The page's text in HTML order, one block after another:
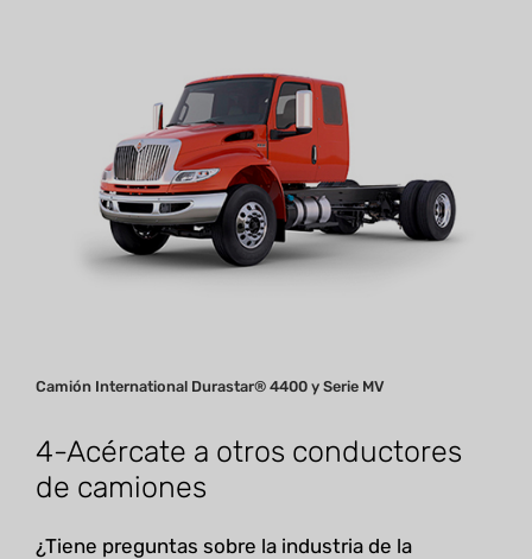
Camión International Durastar® 4400 y Serie MV
4-Acércate a otros conductores
de camiones
¿Tiene preguntas sobre la industria de la